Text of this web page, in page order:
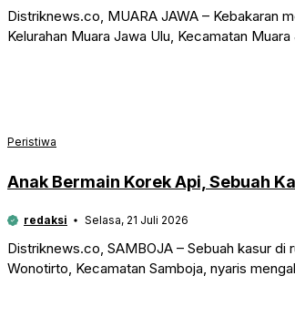
Distriknews.co, MUARA JAWA – Kebakaran
Kelurahan Muara Jawa Ulu, Kecamatan
Peristiwa
Anak Bermain Korek Api, Sebuah
redaksi Selasa, 21 Juli 2026
Distriknews.co, SAMBOJA – Sebuah kasur di
Wonotirto, Kecamatan Samboja, nyaris